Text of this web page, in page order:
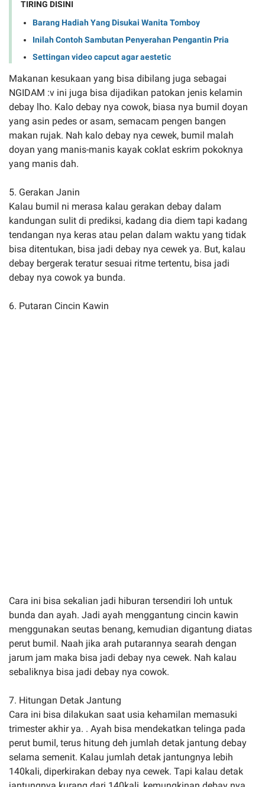
TIRING DISINI
Barang Hadiah Yang Disukai Wanita Tomboy
Inilah Contoh Sambutan Penyerahan Pengantin Pria
Settingan video capcut agar aestetic
Makanan kesukaan yang bisa dibilang juga sebagai
NGIDAM :v ini juga bisa dijadikan patokan jenis kelamin
debay lho. Kalo debay nya cowok, biasa nya bumil doyan
yang asin pedes or asam, semacam pengen bangen
makan rujak. Nah kalo debay nya cewek, bumil malah
doyan yang manis-manis kayak coklat eskrim pokoknya
yang manis dah.
5. Gerakan Janin
Kalau bumil ni merasa kalau gerakan debay dalam
kandungan sulit di prediksi, kadang dia diem tapi kadang
tendangan nya keras atau pelan dalam waktu yang tidak
bisa ditentukan, bisa jadi debay nya cewek ya. But, kalau
debay bergerak teratur sesuai ritme tertentu, bisa jadi
debay nya cowok ya bunda.
6. Putaran Cincin Kawin
Cara ini bisa sekalian jadi hiburan tersendiri loh untuk
bunda dan ayah. Jadi ayah menggantung cincin kawin
menggunakan seutas benang, kemudian digantung diatas
perut bumil. Naah jika arah putarannya searah dengan
jarum jam maka bisa jadi debay nya cewek. Nah kalau
sebaliknya bisa jadi debay nya cowok.
7. Hitungan Detak Jantung
Cara ini bisa dilakukan saat usia kehamilan memasuki
trimester akhir ya. . Ayah bisa mendekatkan telinga pada
perut bumil, terus hitung deh jumlah detak jantung debay
selama semenit. Kalau jumlah detak jantungnya lebih
140kali, diperkirakan debay nya cewek. Tapi kalau detak